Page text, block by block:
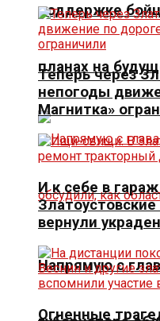
поддержке
планах на
Напрямую с
Теперь через
непогоды
Магнитка»
И к себе в
вернули
Огненные